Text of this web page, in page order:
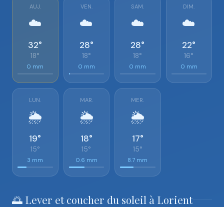
AUJ.
☁️
32°
18°
0 mm
VEN.
☁️
28°
18°
0 mm
SAM.
☁️
28°
18°
0 mm
DIM.
☁️
22°
16°
0 mm
LUN.
🌦️
19°
15°
3 mm
MAR.
🌦️
18°
15°
0.6 mm
MER.
🌦️
17°
15°
8.7 mm
🌅 Lever et coucher du soleil à Lorient